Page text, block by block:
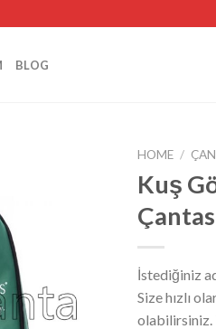
BLOG
HOME /
Kuş
İstediğiniz
Size hızlı
olabilirsiniz.